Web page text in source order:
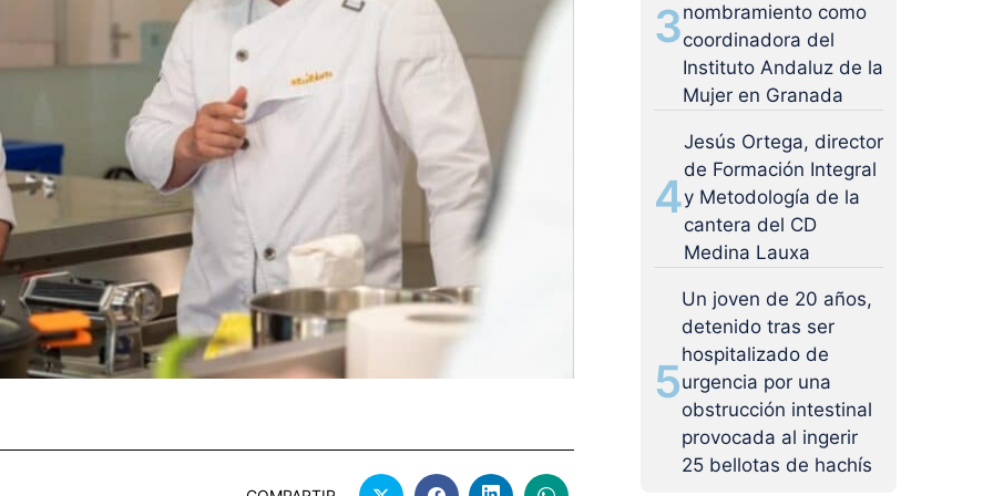
3nombramiento como
coordinadora del
Instituto Andaluz de la
Mujer en Granada
4
Jesús Ortega, director
de Formación Integral
y Metodología de la
cantera del CD
Medina Lauxa
5
Un joven de 20 años,
detenido tras ser
hospitalizado de
urgencia por una
obstrucción intestinal
provocada al ingerir
25 bellotas de hachís